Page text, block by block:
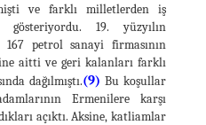
ve farklı milletlerden iş
19. yüzyılın
167 petrol sanayi firmasının
aitti ve geri kalanları farklı
dağılmıştı.(9) Bu koşullar
Ermenilere karşı
açıktı. Aksine, katliamlar